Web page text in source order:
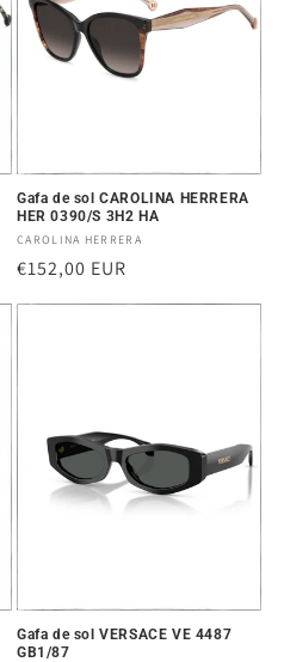
Gafa de sol CAROLINA HERRERA
HER 0390/S 3H2 HA
Proveedor:
CAROLINA HERRERA
Precio
habitual
€152,00 EUR
Gafa de sol VERSACE VE 4487
GB1/87